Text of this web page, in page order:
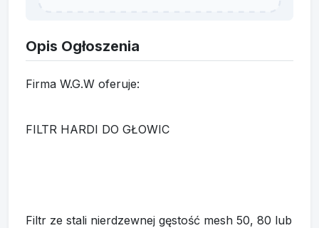
Opis Ogłoszenia
Firma W.G.W oferuje:
FILTR HARDI DO GŁOWIC
Filtr ze stali nierdzewnej gęstość mesh 50, 80 lub